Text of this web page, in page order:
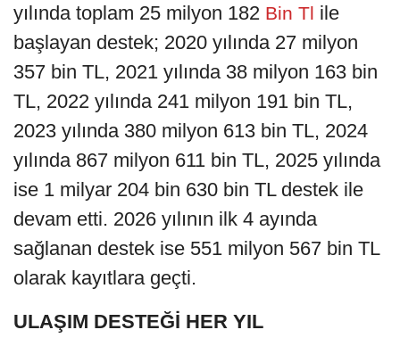
yılında toplam 25 milyon 182 Bin Tl ile
başlayan destek; 2020 yılında 27 milyon
357 bin TL, 2021 yılında 38 milyon 163 bin
TL, 2022 yılında 241 milyon 191 bin TL,
2023 yılında 380 milyon 613 bin TL, 2024
yılında 867 milyon 611 bin TL, 2025 yılında
ise 1 milyar 204 bin 630 bin TL destek ile
devam etti. 2026 yılının ilk 4 ayında
sağlanan destek ise 551 milyon 567 bin TL
olarak kayıtlara geçti.
ULAŞIM DESTEĞİ HER YIL